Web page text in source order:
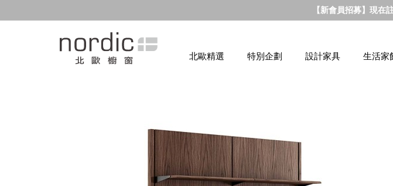
【新會員招募】現在
北歐精選 特別企劃 設計家具 生活家